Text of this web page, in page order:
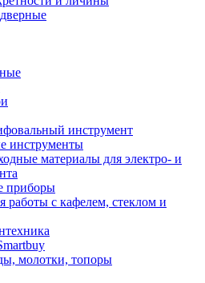
инструмент
инструменты
материалы для электро- и
приборы
работы с кафелем, стеклом и
молотки, топоры